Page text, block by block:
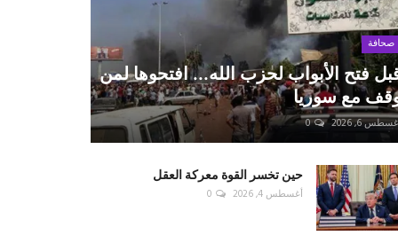
صحافة
فتح الأبواب لحزب الله... افتحوها لمن
مع سوريا
6, 2026
0
حين تخسر القوة معركة العقل
أغسطس 4, 2026 0